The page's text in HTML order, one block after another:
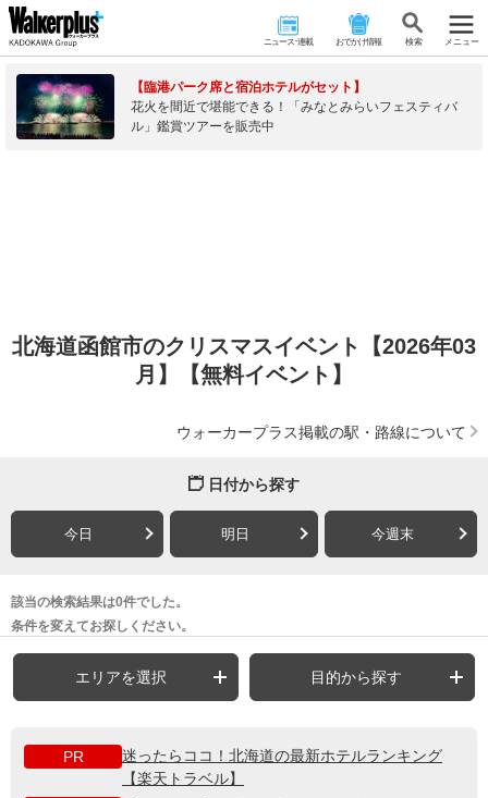
ニュース･連載 おでかけ情報 検 索 メニュー
【臨港パーク席と宿泊ホテルがセット】
花火を間近で堪能できる！「みなとみらいフェスティバ
ル」鑑賞ツアーを販売中
北海道函館市のクリスマスイベント【2026年03
月】【無料イベント】
ウォーカープラス掲載の駅・路線について
日付から探す
今日 明日 今週末
該当の検索結果は0件でした。
条件を変えてお探しください。
エリアを選択 目的から探す
PR
迷ったらココ！北海道の最新ホテルランキング
【楽天トラベル】